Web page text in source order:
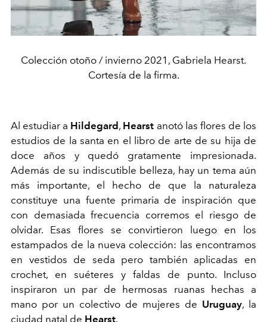
Colección otoño / invierno 2021, Gabriela Hearst.
Cortesía de la firma.
Al estudiar a Hildegard , Hearst anotó las flores de los
estudios de la santa en el libro de arte de su hija de
doce años y quedó gratamente impresionada.
Además de su indiscutible belleza, hay un tema aún
más importante, el hecho de que la naturaleza
constituye una fuente primaria de inspiración que
con demasiada frecuencia corremos el riesgo de
olvidar. Esas flores se convirtieron luego en los
estampados de la nueva colección: las encontramos
en vestidos de seda pero también aplicadas en
crochet, en suéteres y faldas de punto. Incluso
inspiraron un par de hermosas ruanas hechas a
mano por un colectivo de mujeres de Uruguay, la
ciudad natal de Hearst.